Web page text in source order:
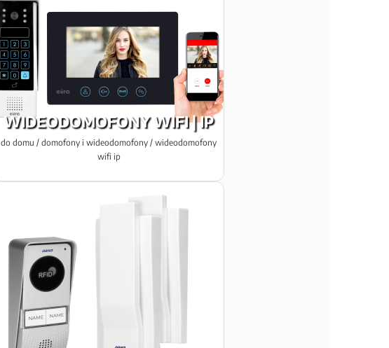
WIDEODOMOFONY WIFI | IP
do domu / domofony i wideodomofony / wideodomofony
wifi ip